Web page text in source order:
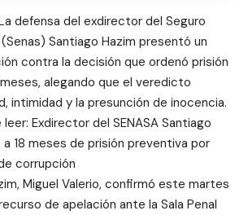
defensa del exdirector del Seguro
Santiago Hazim presentó un
contra la decisión que ordenó prisión
alegando que el veredicto
intimidad y la presunción de inocencia.
Exdirector del SENASA Santiago
18 meses de prisión preventiva por
corrupción
Miguel Valerio, confirmó este martes
de apelación ante la Sala Penal